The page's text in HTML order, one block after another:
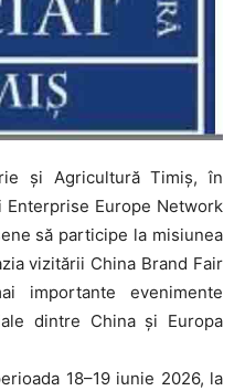
și Agricultură Timiș, în
Europe Network
să participe la misiunea
vizitării China Brand Fair
importante evenimente
dintre China și Europa
18–19 iunie 2026, la